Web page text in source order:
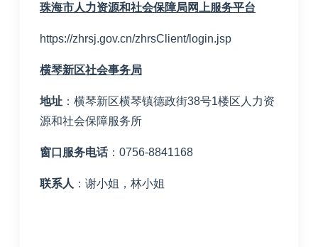
珠海市人力资源和社会保障局网上服务平台
https://zhrsj.gov.cn/zhrsClient/login.jsp
横琴新区社会事务局
地址 ：横琴新区横琴镇德政街38号1楼区人力资
源和社会保障服务所
窗口服务电话： 0756-8841168
联系人 ：谢小姐，林小姐